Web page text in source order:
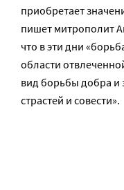
приобретает
пишет митрополит
что в эти дни
области
вид борьбы добра и
страстей и совести».